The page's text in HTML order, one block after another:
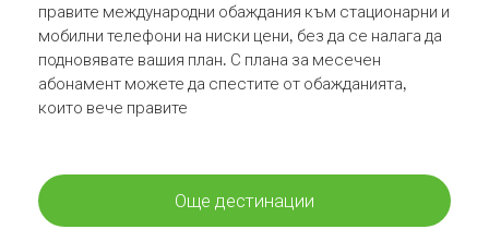
правите международни обаждания към стационарни и
мобилни телефони на ниски цени, без да се налага да
подновявате вашия план. С плана за месечен
абонамент можете да спестите от обажданията,
които вече правите
Още дестинации